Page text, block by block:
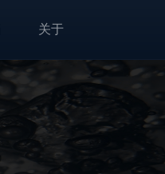
关于